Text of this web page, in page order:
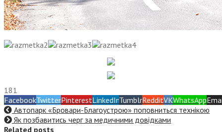
181
FacebookTwitterPinterestLinkedInTumblrRedditVKWhatsApp
Автопарк «Бровари-Благоустрою» поповниться технікою
Як позбавитись черг за медичними довідками
Related posts